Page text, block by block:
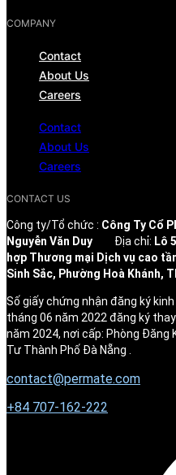
COMPANY
Contact
About Us
Careers
Contact
About Us
Careers
CONTACT US
Công ty/Tổ chức : Công Ty Cổ
Nguyễn Văn Duy
Địa chỉ: Lô
hợp Thương mại Dịch vụ cao
Sinh Sắc, Phường Hoà Khánh,
Số giấy chứng nhận đăng ký
tháng 06 năm 2022 đăng ký
năm 2024, nơi cấp: Phòng Đăng
Tư Thành Phố Đà Nẵng .
contact@permate.com
+84 707-162-222